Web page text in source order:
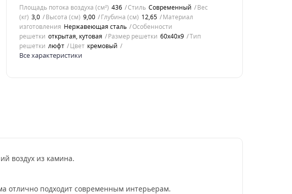
Площадь потока воздуха (см²) 436 Стиль Современный
Вес
(кг) 3,0 Высота (см) 9,00 Глубина (см) 12,65
Материал
изготовления Нержавеющая сталь
Особенности
решетки открытая, кутовая Размер решетки 60x40x9
Тип
решетки люфт Цвет кремовый
Все характеристики
воздух из камина.
отлично подходит современным интерьерам.